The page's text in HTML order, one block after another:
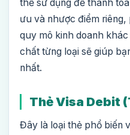
thể sử dụng để thanh
ưu và nhược điểm
quy mô kinh doanh
chất từng loại sẽ giúp
nhất.
Thẻ Visa Debit
Đây là loại thẻ phổ biến